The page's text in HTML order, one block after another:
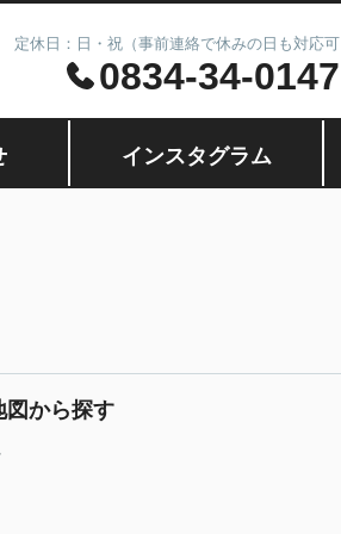
定休日：日・祝（事前連絡で休みの日も対応可
0834-34-0147
インスタグラム
図から探す